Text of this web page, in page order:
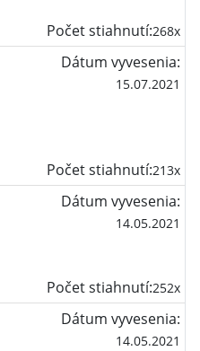
Počet stiahnutí:268x
Dátum vyvesenia:
15.07.2021
Počet stiahnutí:213x
Dátum vyvesenia:
14.05.2021
Počet stiahnutí:252x
Dátum vyvesenia:
14.05.2021